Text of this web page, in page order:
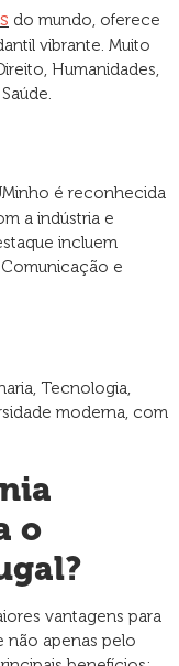
do mundo, oferece
vibrante. Muito
Humanidades,
é reconhecida
a indústria e
incluem
e
Tecnologia,
moderna, com
o
vantagens para
não apenas pelo